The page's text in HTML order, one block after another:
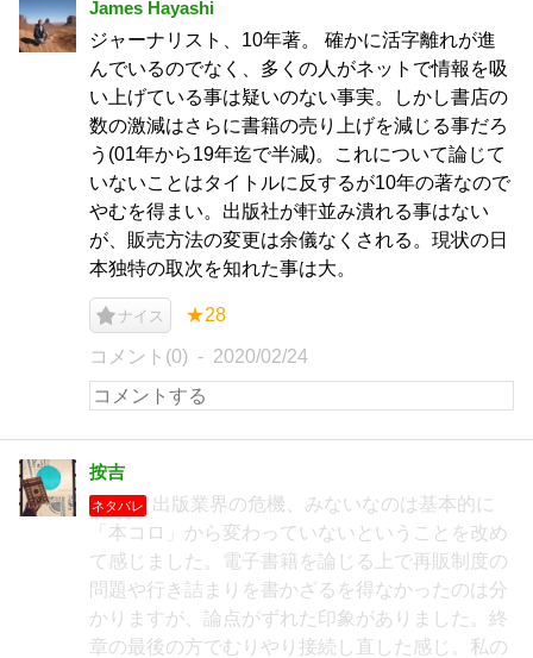
James Hayashi
ジャーナリスト、10年著。 確かに活字離れが進
んでいるのでなく、多くの人がネットで情報を吸
い上げている事は疑いのない事実。しかし書店の
数の激減はさらに書籍の売り上げを減じる事だろ
う(01年から19年迄で半減)。これについて論じて
いないことはタイトルに反するが10年の著なので
やむを得まい。出版社が軒並み潰れる事はない
が、販売方法の変更は余儀なくされる。現状の日
本独特の取次を知れた事は大。
ナイス ★28
コメント(0) 2020/02/24
按吉
ネタバレ
出版業界の危機、みないなのは基本的に
「本コロ」から変わっていないということを改め
て感じました。電子書籍を論じる上で再販制度の
問題や行き詰まりを書かざるを得なかったのは分
かりますが、論点がずれた印象がありました。終
章の最後の方でむりやり接続し直した感じ。私の